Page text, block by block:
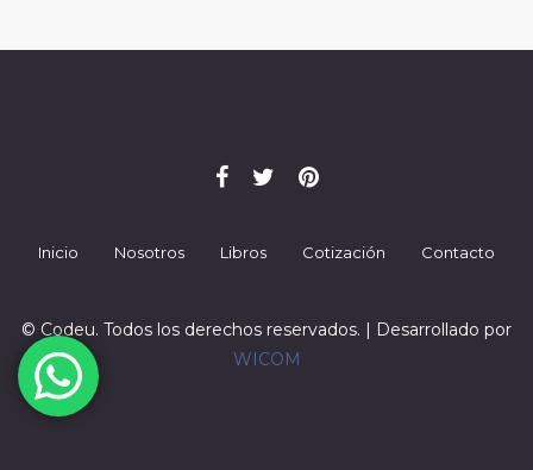
Inicio Nosotros Libros Cotización Contacto
© Codeu. Todos los derechos reservados. | Desarrollado por
WICOM